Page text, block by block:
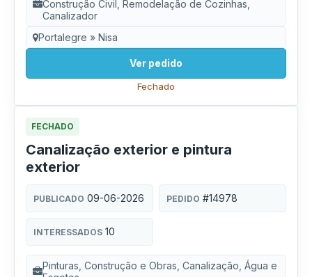
Construção Civil, Remodelação de Cozinhas,
Canalizador
Portalegre » Nisa
Ver pedido
Fechado
FECHADO
Canalização exterior e pintura
exterior
PUBLICADO 09-06-2026 PEDIDO #14978
INTERESSADOS 10
Pinturas, Construção e Obras, Canalização, Água e